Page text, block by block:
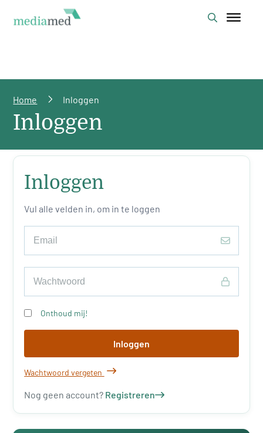
Home Inloggen
Inloggen
Inloggen
Vul alle velden in, om in te loggen
Onthoud mij!
Inloggen
Wachtwoord vergeten
Nog geen account? Registreren